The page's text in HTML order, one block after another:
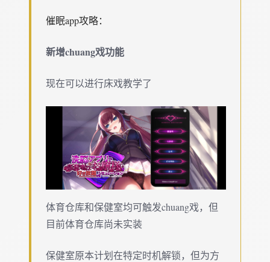
催眠app攻略：
新增chuang戏功能
现在可以进行床戏教学了
体育仓库和保健室均可触发chuang戏，但
目前体育仓库尚未实装
保健室原本计划在特定时机解锁，但为方